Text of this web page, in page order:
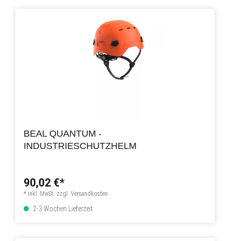
BEAL QUANTUM -
INDUSTRIESCHUTZHELM
90,02 €*
* inkl. MwSt. zzgl. Versandkosten
2-3 Wochen Lieferzeit